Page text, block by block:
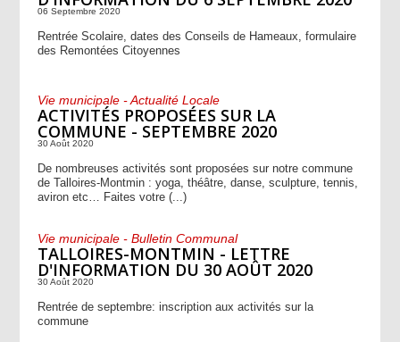
06 Septembre 2020
Rentrée Scolaire, dates des Conseils de Hameaux, formulaire
des Remontées Citoyennes
Vie municipale - Actualité Locale
ACTIVITÉS PROPOSÉES SUR LA
COMMUNE - SEPTEMBRE 2020
30 Août 2020
De nombreuses activités sont proposées sur notre commune
de Talloires-Montmin : yoga, théâtre, danse, sculpture, tennis,
aviron etc… Faites votre (...)
Vie municipale - Bulletin Communal
TALLOIRES-MONTMIN - LETTRE
D'INFORMATION DU 30 AOÛT 2020
30 Août 2020
Rentrée de septembre: inscription aux activités sur la
commune